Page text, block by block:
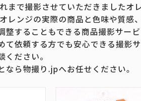
まで撮影させていただきましたオ
レンジの実際の商品と色味や質感
整することもできる商品撮影サービ
て依頼する方でも安心できる撮影
ください。
なら物撮り.jpへお任せください。